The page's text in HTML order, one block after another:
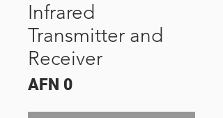
Infrared
Transmitter and
Receiver
AFN 0Price